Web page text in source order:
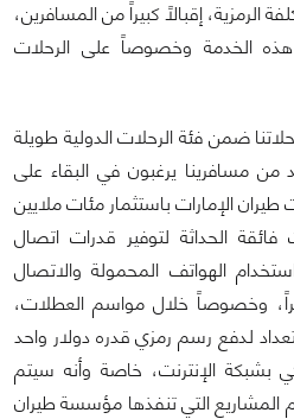
الرمزية، إقبالاً كبيراً من المسافرين،
ركابنا هذه الخدمة وخصوصاً على الرحلات
ضمن فئة الرحلات الدولية طويلة
من مسافرينا يرغبون في البقاء على
الإمارات باستثمار مئات ملايين
الحداثة لتوفير قدرات اتصال
الهواتف المحمولة والاتصال
وخصوصاً خلال مواسم العطلات،
لدفع رسم رمزي قدره دولار واحد
بشبكة الإنترنت، خاصة وأنه سيتم
المشاريع التي تنفذها مؤسسة طيران